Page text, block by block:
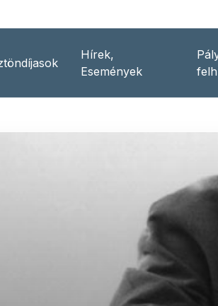
Hírek,
Események